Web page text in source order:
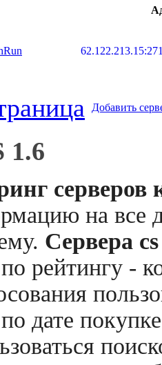
Добавить
1.6
серверов
на все
Сервера
рейтингу -
дате